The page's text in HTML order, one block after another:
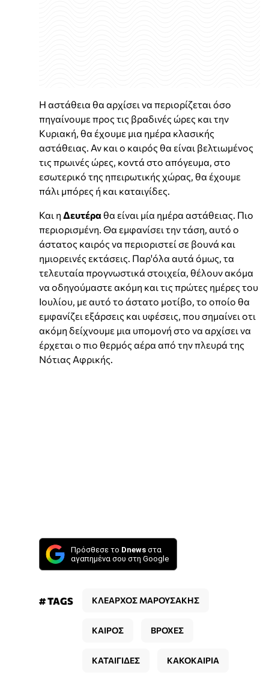
Η αστάθεια θα αρχίσει να περιορίζεται όσο
πηγαίνουμε προς τις βραδινές ώρες και την
Κυριακή, θα έχουμε μια ημέρα κλασικής
αστάθειας. Αν και ο καιρός θα είναι βελτιωμένος
τις πρωινές ώρες, κοντά στο απόγευμα, στο
εσωτερικό της ηπειρωτικής χώρας, θα έχουμε
πάλι μπόρες ή και καταιγίδες.
Και η Δευτέρα θα είναι μία ημέρα αστάθειας. Πιο
περιορισμένη. Θα εμφανίσει την τάση, αυτό ο
άστατος καιρός να περιοριστεί σε βουνά και
ημιορεινές εκτάσεις. Παρ'όλα αυτά όμως, τα
τελευταία προγνωστικά στοιχεία, θέλουν ακόμα
να οδηγούμαστε ακόμη και τις πρώτες ημέρες του
Ιουλίου, με αυτό το άστατο μοτίβο, το οποίο θα
εμφανίζει εξάρσεις και υφέσεις, που σημαίνει οτι
ακόμη δείχνουμε μια υπομονή στο να αρχίσει να
έρχεται ο πιο θερμός αέρα από την πλευρά της
Νότιας Αφρικής.
Πρόσθεσε το Dnews στα
αγαπημένα σου στη Google
# TAGS ΚΛΕΑΡΧΟΣ ΜΑΡΟΥΣΑΚΗΣ
ΚΑΙΡΟΣ ΒΡΟΧΕΣ
ΚΑΤΑΙΓΙΔΕΣ ΚΑΚΟΚΑΙΡΙΑ